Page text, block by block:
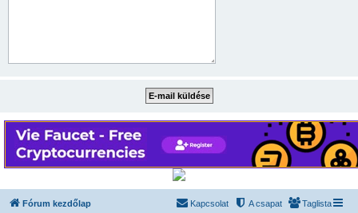
Fórum kezdőlap Taglista
A csapat
Kapcsolat